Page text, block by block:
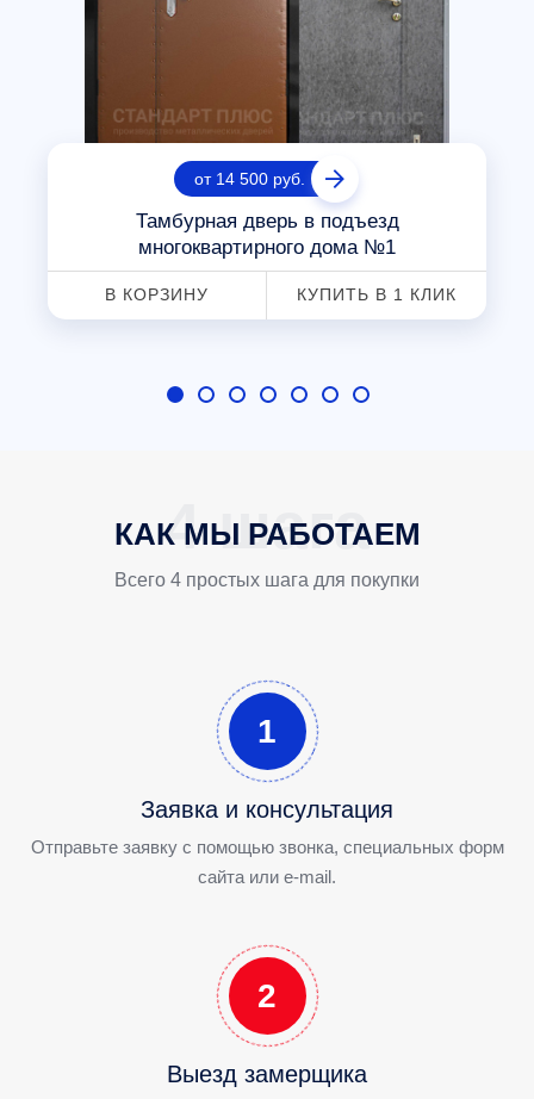
от 14 500 руб.
Тамбурная дверь в подъезд
многоквартирного дома №1
В КОРЗИНУ КУПИТЬ В 1 КЛИК
КАК МЫ РАБОТАЕМ
Всего 4 простых шага для покупки
1
Заявка и консультация
Отправьте заявку с помощью звонка, специальных форм
сайта или e-mail.
2
Выезд замерщика